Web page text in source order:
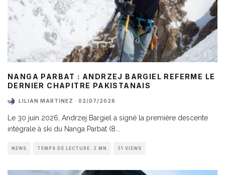
NANGA PARBAT : ANDRZEJ BARGIEL REFERME LE
DERNIER CHAPITRE PAKISTANAIS
LILIAN MARTINEZ · 02/07/2026
Le 30 juin 2026, Andrzej Bargiel a signé la première descente
intégrale à ski du Nanga Parbat (8
NEWS TEMPS DE LECTURE: 3 MN 31 VIEWS